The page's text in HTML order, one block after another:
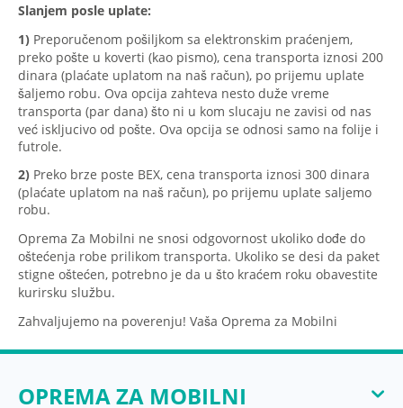
Slanjem posle uplate:
1) Preporučenom pošiljkom sa elektronskim praćenjem,
preko pošte u koverti (kao pismo), cena transporta iznosi 200
dinara (plaćate uplatom na naš račun), po prijemu uplate
šaljemo robu. Ova opcija zahteva nesto duže vreme
transporta (par dana) što ni u kom slucaju ne zavisi od nas
već iskljucivo od pošte. Ova opcija se odnosi samo na folije i
futrole.
2) Preko brze poste BEX, cena transporta iznosi 300 dinara
(plaćate uplatom na naš račun), po prijemu uplate saljemo
robu.
Oprema Za Mobilni ne snosi odgovornost ukoliko dođe do
oštećenja robe prilikom transporta. Ukoliko se desi da paket
stigne oštećen, potrebno je da u što kraćem roku obavestite
kurirsku službu.
Zahvaljujemo na poverenju! Vaša Oprema za Mobilni
OPREMA ZA MOBILNI